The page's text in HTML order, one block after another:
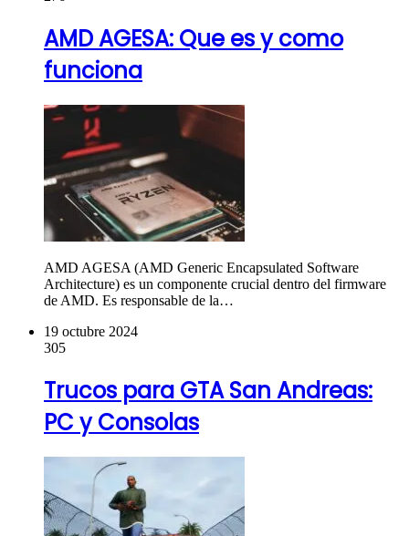
AMD AGESA: Que es y como
funciona
AMD AGESA (AMD Generic Encapsulated Software
Architecture) es un componente crucial dentro del firmware
de AMD. Es responsable de la…
19 octubre 2024
305
Trucos para GTA San Andreas:
PC y Consolas